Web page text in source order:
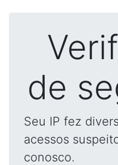
de
Seu IP fez
acessos
conosco.